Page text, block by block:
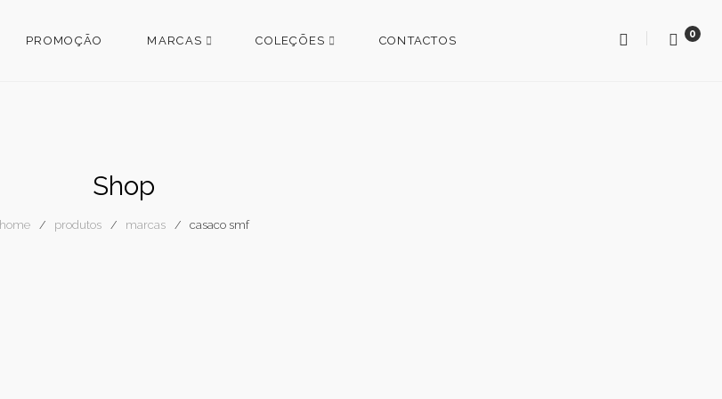
PROMOÇÃO MARCAS COLEÇÕES CONTACTOS 0
Shop
home produtos marcas casaco smf